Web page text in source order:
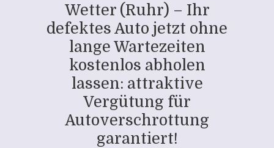
Wetter (Ruhr) – Ihr
defektes Auto jetzt ohne
lange Wartezeiten
kostenlos abholen
lassen: attraktive
Vergütung für
Autoverschrottung
garantiert!